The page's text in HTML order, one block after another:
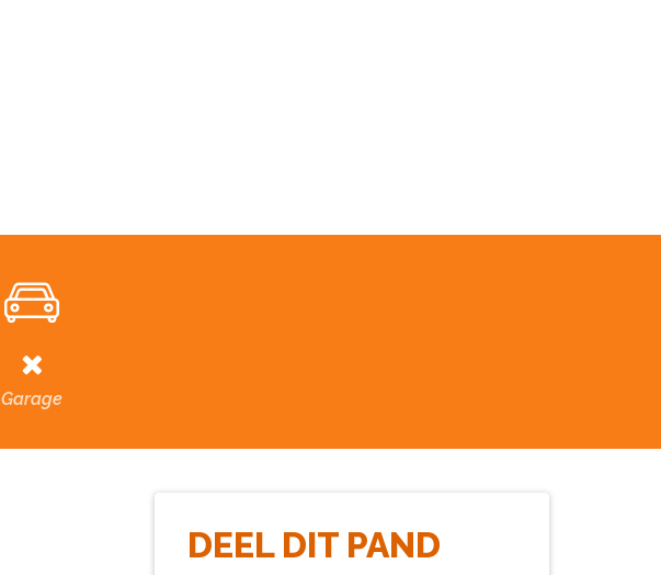
Garage
DEEL DIT PAND